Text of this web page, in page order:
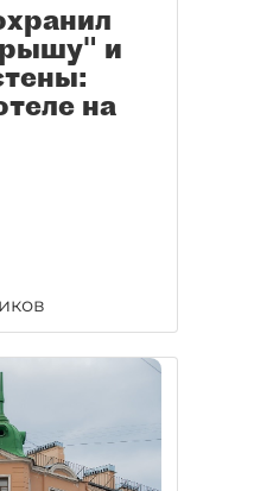
и
на